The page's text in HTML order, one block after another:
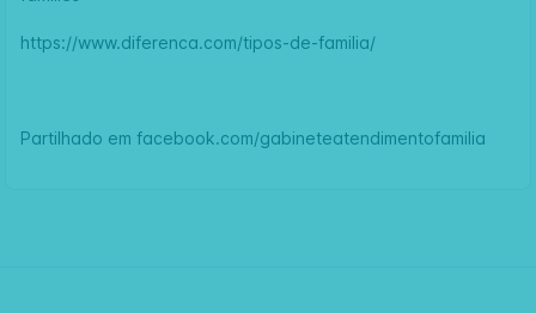
https://www.diferenca.com/tipos-de-familia/
Partilhado em facebook.com/gabineteatendimentofamilia